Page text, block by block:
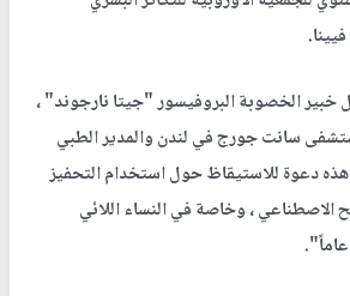
خبير الخصوبة البروفيسور "جيتا نارجوند" ،
سانت جورج في لندن والمدير الطبي
دعوة للاستيقاظ حول استخدام التحفيز
الاصطناعي ، وخاصة في النساء اللائي